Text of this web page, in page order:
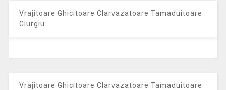
Vrajitoare Ghicitoare Clarvazatoare Tamaduitoare
Giurgiu
Vrajitoare Ghicitoare Clarvazatoare Tamaduitoare